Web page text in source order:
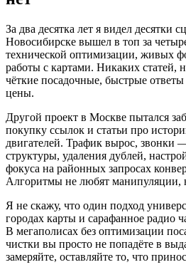
За два десятка лет я видел десятки
Новосибирске вышел в топ за
технической оптимизации, живых
работы с картами. Никаких статей,
чёткие посадочные, быстрые
цены.
Другой проект в Москве пытался
покупку ссылок и статьи про
двигателей. Трафик вырос, звонки
структуры, удаления дублей,
фокуса на районных запросах
Алгоритмы не любят манипуляции,
Я не скажу, что один подход
городах карты и сарафанное радио
В мегаполисах без оптимизации
чистки вы просто не попадёте в
замеряйте, оставляйте то, что